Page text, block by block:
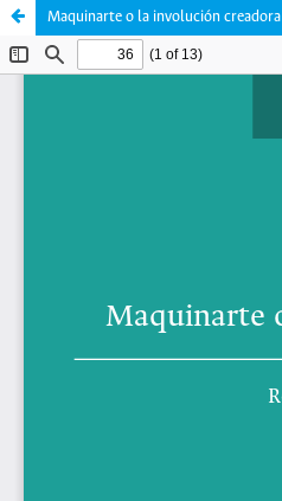
Maquinarte o la involución creadora